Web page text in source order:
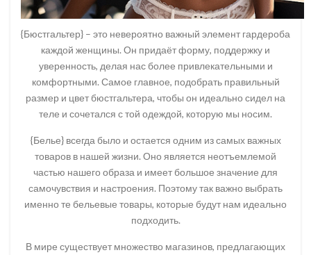
{Бюстгальтер} – это невероятно важный элемент гардероба
каждой женщины. Он придаёт форму, поддержку и
уверенность, делая нас более привлекательными и
комфортными. Самое главное, подобрать правильный
размер и цвет бюстгальтера, чтобы он идеально сидел на
теле и сочетался с той одеждой, которую мы носим.
{Белье} всегда было и остается одним из самых важных
товаров в нашей жизни. Оно является неотъемлемой
частью нашего образа и имеет большое значение для
самочувствия и настроения. Поэтому так важно выбрать
именно те бельевые товары, которые будут нам идеально
подходить.
В мире существует множество магазинов, предлагающих